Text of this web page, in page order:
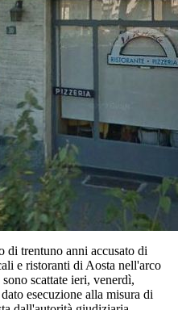
trentuno anni accusato di
e ristoranti di Aosta nell'arco
scattate ieri, venerdì,
esecuzione alla misura di